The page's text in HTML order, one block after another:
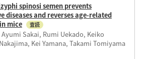
spinosi semen prevents
diseases and reverses age-related
mice
査読
Sakai, Rumi Uekado, Keiko
Kei Yamana, Takami Tomiyama